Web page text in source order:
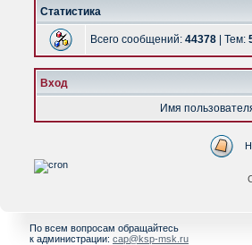
Статистика
Всего сообщений: 44378 | Тем:
Вход
Имя
По всем вопросам обращайтесь
к администрации: cap@ksp-msk.ru